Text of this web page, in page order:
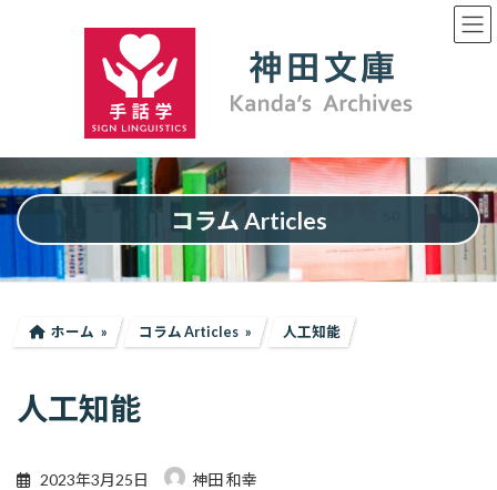
ッ
プ
移
動
コラム Articles
ホーム コラム Articles 人工知能
人工知能
2023年3月25日 神田 和幸